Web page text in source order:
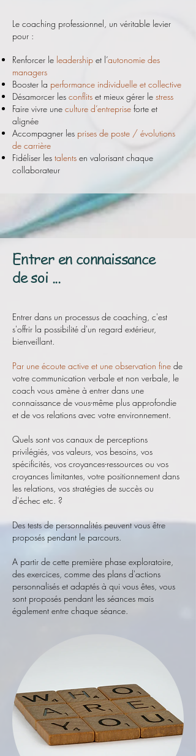
Le coaching professionnel, un véritable levier
pour :
Renforcer le leadership et l’autonomie des
managers
Booster la performance individuelle et collective
Désamorcer les conflits et mieux gérer le stress
Faire vivre une culture d’entreprise forte et
alignée
Accompagner les prises de poste / évolutions
de carrière
Fidéliser les talents en valorisant chaque
collaborateur
Entrer en connaissance
de soi ...
Entrer dans un processus de coaching, c'est
s'offrir la possibilité d'un regard extérieur,
bienveillant.
Par une écoute active et une observation fine de
votre communication verbale et non verbale, le
coach vous amène à entrer dans une
connaissance de vous-même plus approfondie
et de vos relations avec votre environnement.
Quels sont vos canaux de perceptions
privilégiés, vos valeurs, vos besoins, vos
spécificités, vos croyances-ressources ou vos
croyances limitantes, votre positionnement dans
les relations, vos stratégies de succès ou
d'échec etc. ?
Des tests de personnalités peuvent vous être
proposés pendant le parcours.
A partir de cette première phase exploratoire,
des exercices, comme des plans d'actions
personnalisés et adaptés à qui vous êtes, vous
sont proposés pendant les séances mais
également entre chaque séance.